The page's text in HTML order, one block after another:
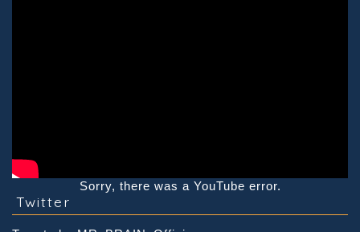
Sorry, there was a YouTube error.
Twitter